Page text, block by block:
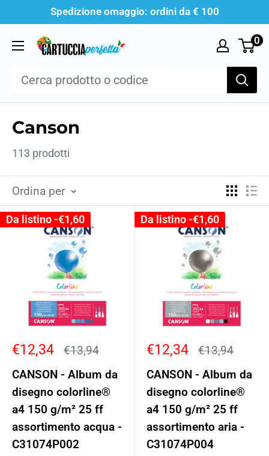
contenuto
Spedizione omaggio: ordini da € 100
Cartucciaperfetta 0
Canson
113 prodotti
Ordina per
Da listino -€1,60
Prezzo
€12,34 Prezzo
€13,94
CANSON - Album da
disegno colorline®
a4 150 g/m² 25 ff
assortimento acqua -
C31074P002
Da listino -€1,60
Prezzo
€12,34 Prezzo
€13,94
CANSON - Album da
disegno colorline®
a4 150 g/m² 25 ff
assortimento aria -
C31074P004